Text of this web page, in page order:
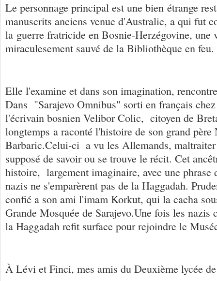
Le personnage principal est une bien étrange
manuscrits anciens venue d'Australie, a qui fut
la guerre fratricide en Bosnie-Herzégovine, une
miraculesement sauvé de la Bibliothèque en feu.
Elle l'examine et dans son imagination,
Dans "Sarajevo Omnibus" sorti en français
l'écrivain bosnien Velibor Colic, citoyen de
longtemps a raconté l'histoire de son grand père
Barbaric.Celui-ci a vu les Allemands,
supposé de savoir ou se trouve le récit. Cet
histoire, largement imaginaire, avec une phrase
nazis ne s'emparèrent pas de la Haggadah.
confié a son ami l'imam Korkut, qui la cacha
Grande Mosquée de Sarajevo.Une fois les nazis
la Haggadah refit surface pour rejoindre le
À Lévi et Finci, mes amis du Deuxième lycée